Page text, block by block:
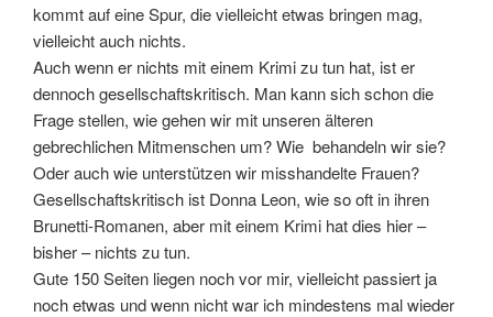
kommt auf eine Spur, die vielleicht etwas bringen mag,
vielleicht auch nichts.
Auch wenn er nichts mit einem Krimi zu tun hat, ist er
dennoch gesellschaftskritisch. Man kann sich schon die
Frage stellen, wie gehen wir mit unseren älteren
gebrechlichen Mitmenschen um? Wie behandeln wir sie?
Oder auch wie unterstützen wir misshandelte Frauen?
Gesellschaftskritisch ist Donna Leon, wie so oft in ihren
Brunetti-Romanen, aber mit einem Krimi hat dies hier –
bisher – nichts zu tun.
Gute 150 Seiten liegen noch vor mir, vielleicht passiert ja
noch etwas und wenn nicht war ich mindestens mal wieder